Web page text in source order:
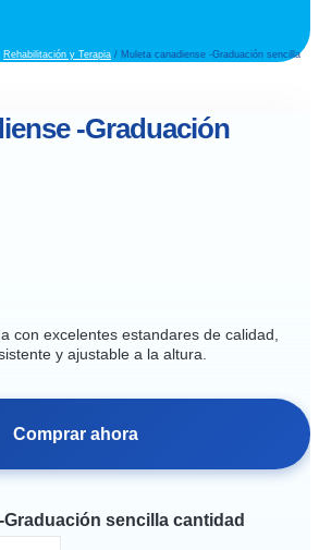
Rehabilitación y Terapia / Muleta canadiense -Graduación sencilla
-Graduación
con excelentes estandares de calidad,
y ajustable a la altura.
Comprar ahora
Graduación sencilla cantidad